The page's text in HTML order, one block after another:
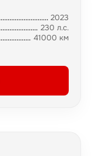
2023
230 л.с.
41000 км